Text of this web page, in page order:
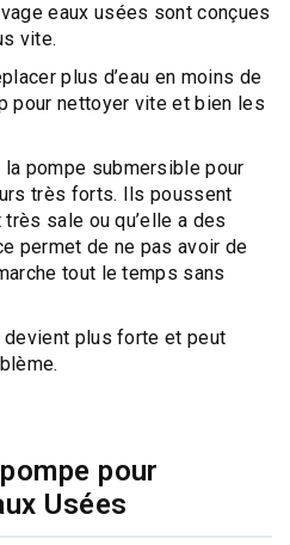
eaux usées sont conçues
vite.
plus d’eau en moins de
pour nettoyer vite et bien les
la pompe submersible pour
très forts. Ils poussent
sale ou qu’elle a des
permet de ne pas avoir de
tout le temps sans
plus forte et peut
pour
Usées